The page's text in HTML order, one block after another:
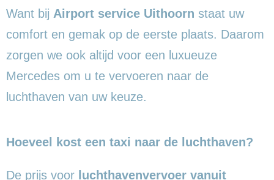
Want bij Airport service Uithoorn staat uw
comfort en gemak op de eerste plaats. Daarom
zorgen we ook altijd voor een luxueuze
Mercedes om u te vervoeren naar de
luchthaven van uw keuze.
Hoeveel kost een taxi naar de luchthaven?
De prijs voor luchthavenvervoer vanuit